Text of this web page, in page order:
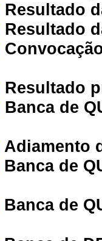
Resultado
Resultado
Resultado
Banca de
Adiamento
Banca de
Banca de